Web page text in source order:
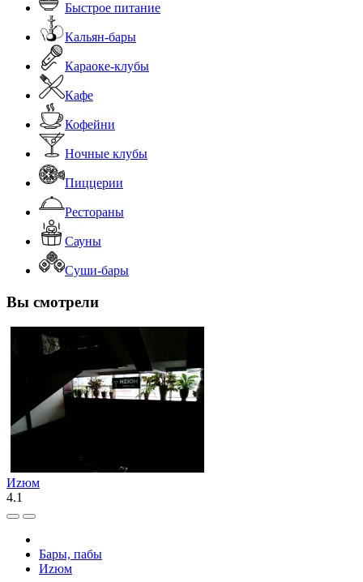
Быстрое питание
Кальян-бары
Караоке-клубы
Кафе
Кофейни
Ночные клубы
Пиццерии
Рестораны
Сауны
Суши-бары
Вы смотрели
Иzюм
4.1
Бары, пабы
Иzюм